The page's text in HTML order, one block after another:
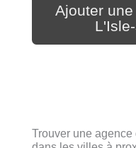
Ajouter
Trouver une